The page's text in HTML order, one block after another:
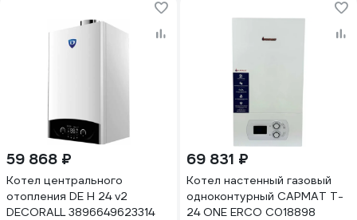
59 868 ₽
Котел центрального
отопления DE Н 24 v2
DECORALL 3896649623314
69 831 ₽
Котел настенный газовый
одноконтурный САРМАТ T-
24 ONE ERCO С018898